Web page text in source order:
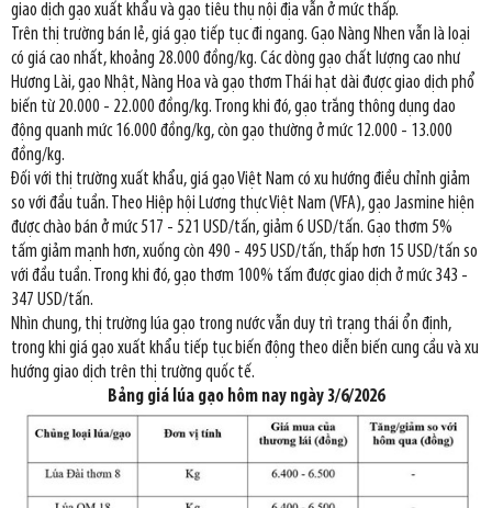
giao dịch gạo xuất khẩu và gạo tiêu thụ nội địa vẫn ở mức thấp.
Trên thị trường bán lẻ, giá gạo tiếp tục đi ngang. Gạo Nàng Nhen vẫn là loại
có giá cao nhất, khoảng 28.000 đồng/kg. Các dòng gạo chất lượng cao như
Hương Lài, gạo Nhật, Nàng Hoa và gạo thơm Thái hạt dài được giao dịch phổ
biến từ 20.000 - 22.000 đồng/kg. Trong khi đó, gạo trắng thông dụng dao
động quanh mức 16.000 đồng/kg, còn gạo thường ở mức 12.000 - 13.000
đồng/kg.
Đối với thị trường xuất khẩu, giá gạo Việt Nam có xu hướng điều chỉnh giảm
so với đầu tuần. Theo Hiệp hội Lương thực Việt Nam (VFA), gạo Jasmine hiện
được chào bán ở mức 517 - 521 USD/tấn, giảm 6 USD/tấn. Gạo thơm 5%
tấm giảm mạnh hơn, xuống còn 490 - 495 USD/tấn, thấp hơn 15 USD/tấn so
với đầu tuần. Trong khi đó, gạo thơm 100% tấm được giao dịch ở mức 343 -
347 USD/tấn.
Nhìn chung, thị trường lúa gạo trong nước vẫn duy trì trạng thái ổn định,
trong khi giá gạo xuất khẩu tiếp tục biến động theo diễn biến cung cầu và xu
hướng giao dịch trên thị trường quốc tế.
Bảng giá lúa gạo hôm nay ngày 3/6/2026